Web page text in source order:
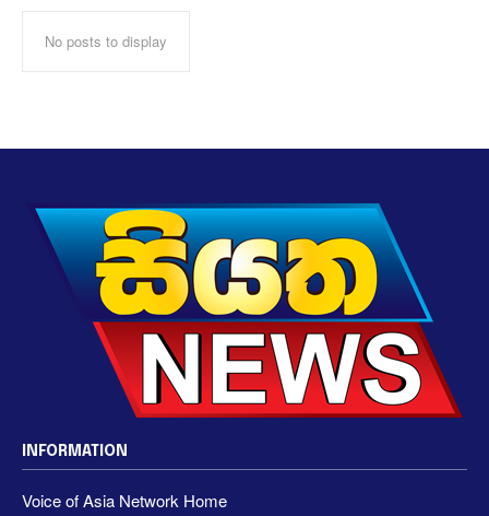
No posts to display
INFORMATION
Voice of Asia Network Home